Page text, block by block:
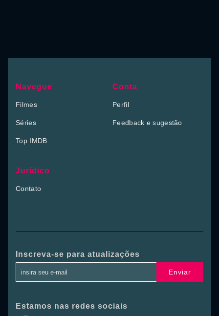
Navegue
Filmes
Séries
Top IMDB
Conta
Perfil
Feedback e sugestão
Jurídico
Contato
Inscreva-se para atualizações
Enviar
Estamos nas redes sociais